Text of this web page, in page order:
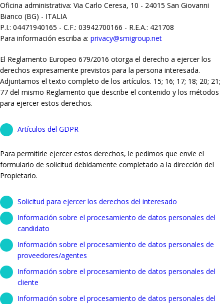
Oficina administrativa: Via Carlo Ceresa, 10 - 24015 San Giovanni
Bianco (BG) - ITALIA
P.I.: 04471940165 - C.F.: 03942700166 - R.E.A.: 421708
Para información escriba a: privacy@smigroup.net
El Reglamento Europeo 679/2016 otorga el derecho a ejercer los
derechos expresamente previstos para la persona interesada.
Adjuntamos el texto completo de los artículos. 15; 16; 17; 18; 20; 21;
77 del mismo Reglamento que describe el contenido y los métodos
para ejercer estos derechos.
Artículos del GDPR
Para permitirle ejercer estos derechos, le pedimos que envíe el
formulario de solicitud debidamente completado a la dirección del
Propietario.
Solicitud para ejercer los derechos del interesado
Información sobre el procesamiento de datos personales del
candidato
Información sobre el procesamiento de datos personales de
proveedores/agentes
Información sobre el procesamiento de datos personales del
cliente
Información sobre el procesamiento de datos personales del